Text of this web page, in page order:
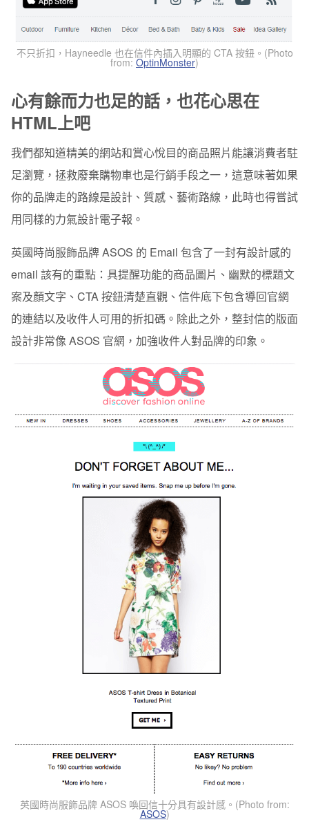
不只折扣，Hayneedle 也在信件內插入明顯的 CTA 按鈕。(Photo
from:OptinMonster)
心有餘而力也足的話，也花心思在
HTML上吧
我們都知道精美的網站和賞心悅目的商品照片能讓消費者駐
足瀏覽，拯救廢棄購物車也是行銷手段之一，這意味著如果
你的品牌走的路線是設計、質感、藝術路線，此時也得嘗試
用同樣的力氣設計電子報。
英國時尚服飾品牌 ASOS 的 Email 包含了一封有設計感的
email 該有的重點：具提醒功能的商品圖片、幽默的標題文
案及顏文字、CTA 按鈕清楚直觀、信件底下包含導回官網
的連結以及收件人可用的折扣碼。除此之外，整封信的版面
設計非常像 ASOS 官網，加強收件人對品牌的印象。
英國時尚服飾品牌 ASOS 喚回信十分具有設計感。(Photo from:
ASOS)